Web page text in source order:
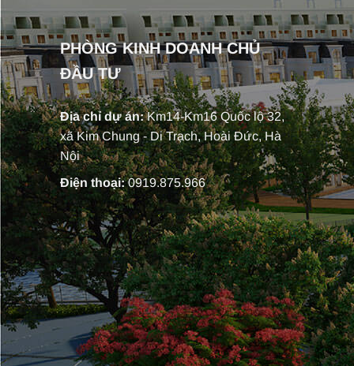
PHÒNG KINH DOANH CHỦ
ĐẦU TƯ
Địa chỉ dự án:Km14-Km16 Quốc lộ 32,
xã Kim Chung - Di Trạch, Hoài Đức, Hà
Nội
Điện thoại:0919.875.966